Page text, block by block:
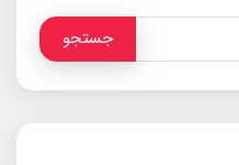
جستجو